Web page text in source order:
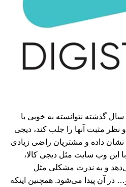
گذشته نتوانسته به خوبی با
مثبت آنها را جلب کند، دیجی
داده و مشتریان راضی زیادی
این وب سایت مثل دیجی کالا،
و به ندرت مشکلی مثل
آن پیدا می‌شود. همچنین اینکه